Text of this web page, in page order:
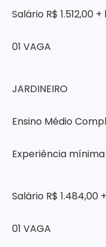
Salário R$ 1.512,00
01 VAGA
JARDINEIRO
Ensino Médio
Experiência
Salário R$ 1.484,00
01 VAGA